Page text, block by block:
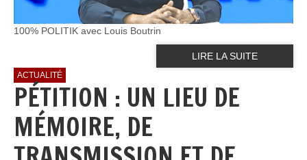
100% POLITIK avec Louis Boutrin
LIRE LA SUITE
ACTUALITÉ
PÉTITION : UN LIEU DE
MÉMOIRE, DE